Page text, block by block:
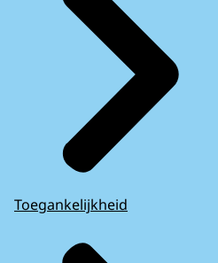
Toegankelijkheid